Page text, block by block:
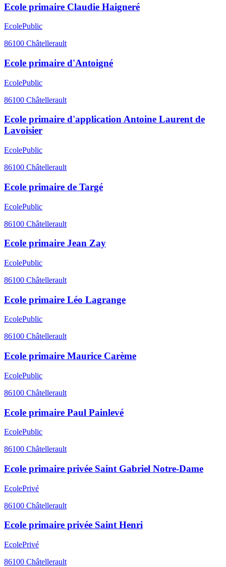
Ecole primaire Claudie Haigneré
EcolePublic
86100 Châtellerault
Ecole primaire d'Antoigné
EcolePublic
86100 Châtellerault
Ecole primaire d'application Antoine Laurent de
Lavoisier
EcolePublic
86100 Châtellerault
Ecole primaire de Targé
EcolePublic
86100 Châtellerault
Ecole primaire Jean Zay
EcolePublic
86100 Châtellerault
Ecole primaire Léo Lagrange
EcolePublic
86100 Châtellerault
Ecole primaire Maurice Carème
EcolePublic
86100 Châtellerault
Ecole primaire Paul Painlevé
EcolePublic
86100 Châtellerault
Ecole primaire privée Saint Gabriel Notre-Dame
EcolePrivé
86100 Châtellerault
Ecole primaire privée Saint Henri
EcolePrivé
86100 Châtellerault